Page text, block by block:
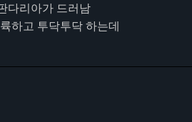
다리아가 드러남
하고 투닥투닥 하는데